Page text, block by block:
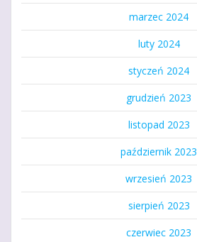
marzec 2024
luty 2024
styczeń 2024
grudzień 2023
listopad 2023
październik 2023
wrzesień 2023
sierpień 2023
czerwiec 2023